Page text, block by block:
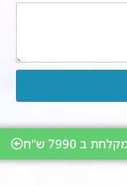
7990 ש"ח